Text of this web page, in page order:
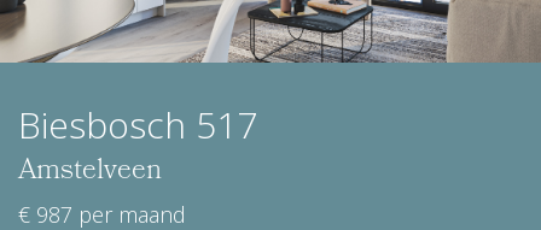
Biesbosch 517
Amstelveen
€ 987 per maand